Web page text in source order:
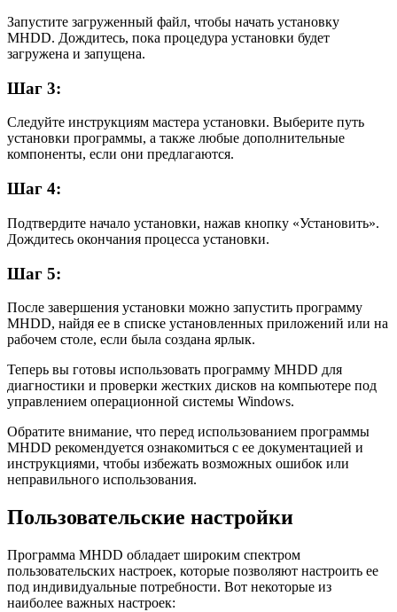
Запустите загруженный файл, чтобы начать установку
MHDD. Дождитесь, пока процедура установки будет
загружена и запущена.
Шаг 3:
Следуйте инструкциям мастера установки. Выберите путь
установки программы, а также любые дополнительные
компоненты, если они предлагаются.
Шаг 4:
Подтвердите начало установки, нажав кнопку «Установить».
Дождитесь окончания процесса установки.
Шаг 5:
После завершения установки можно запустить программу
MHDD, найдя ее в списке установленных приложений или на
рабочем столе, если была создана ярлык.
Теперь вы готовы использовать программу MHDD для
диагностики и проверки жестких дисков на компьютере под
управлением операционной системы Windows.
Обратите внимание, что перед использованием программы
MHDD рекомендуется ознакомиться с ее документацией и
инструкциями, чтобы избежать возможных ошибок или
неправильного использования.
Пользовательские настройки
Программа MHDD обладает широким спектром
пользовательских настроек, которые позволяют настроить ее
под индивидуальные потребности. Вот некоторые из
наиболее важных настроек: